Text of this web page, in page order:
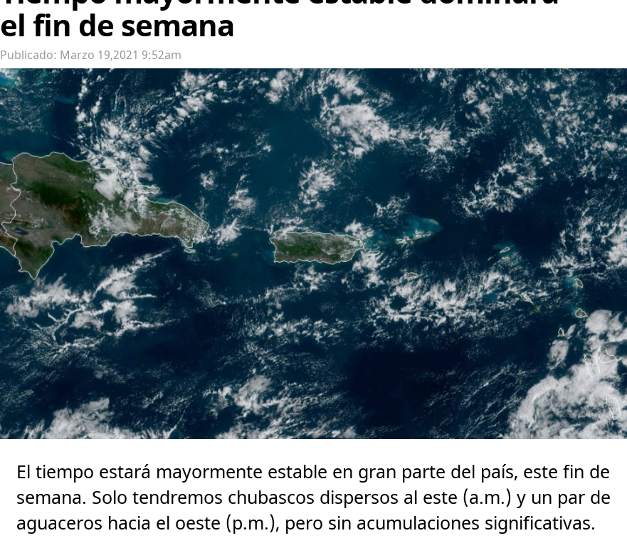
el fin de semana
Publicado: Marzo 19,2021 9:52am
El tiempo estará mayormente estable en gran parte del país, este fin de
semana. Solo tendremos chubascos dispersos al este (a.m.) y un par de
aguaceros hacia el oeste (p.m.), pero sin acumulaciones significativas.